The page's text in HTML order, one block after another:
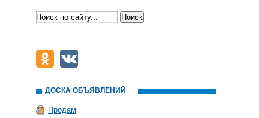
ДОСКА ОБЪЯВЛЕНИЙ
Продам